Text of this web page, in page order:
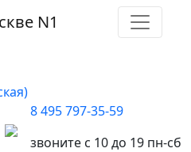
N1
8 495 797-35-59
звоните с 10 до 19 пн-сб